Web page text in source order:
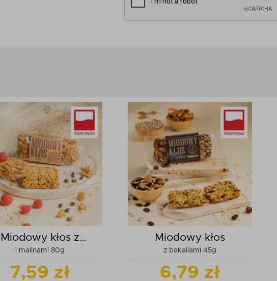
Miodowy kłos z
jagodami
i malinami 80g
7,59 zł
Miodowy kłos
z bakaliami 45g
6,79 zł